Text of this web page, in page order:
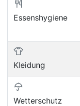
Essenshygiene
Kleidung
Wetterschutz